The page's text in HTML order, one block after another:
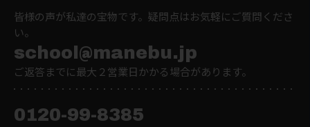
皆様の声が私達の宝物です。疑問点はお気軽にご質問くださ
い。
school@manebu.jp
ご返答までに最大２営業日かかる場合があります。
0120-99-8385